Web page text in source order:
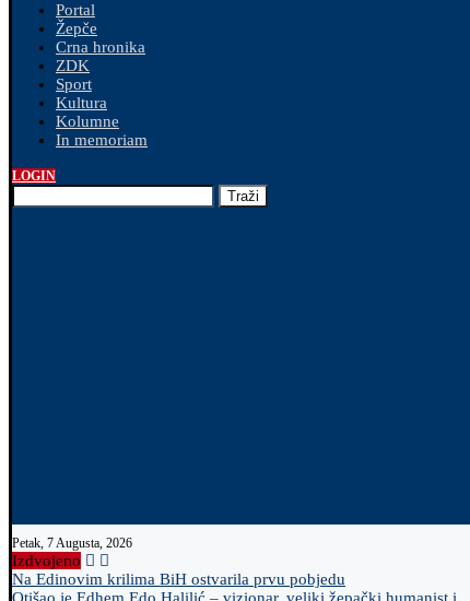
Portal
Žepče
Crna hronika
ZDK
Sport
Kultura
Kolumne
In memoriam
LOGIN
Traži
Petak, 7 Augusta, 2026
Izdvojeno
Na Edinovim krilima BiH ostvarila prvu pobjedu